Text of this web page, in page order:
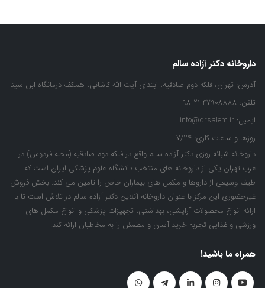
داروخانه دکتر آزاده سالم
آدرس: تهران، فلکه دوم صادقیه، ابتدای آیت الله کاشانی، همکف درمانگاه ابن سینا
تلفن: 47908888 21 98+
ایمیل: info@drsalem.ir
روزها و ساعات کاری: 7/24
داروخانه شبانه روزی دکتر آزاده سالم واقع در فلکه دوم صادقیه (محله فردوس) در
غرب تهران یکی از داروخانه های منتخب دانشگاه علوم پزشکی ایران است که
طیف وسیعی از داروها و مکمل های بیماران خاص را تامین می کند. بخش فروش
غیرحضوری این مرکز با عنوان داروخانه آنلاین دکتر آزاده سالم در تلاش است تا با
ارائه انواع محصولات آرایشی، بهداشتی، تجهیزات پزشکی و انواع مکمل های
ورزشی و غذایی تجربه خرید آسان و مطمئن را به مخاطبان ارائه کند.
همراه ما باشید!